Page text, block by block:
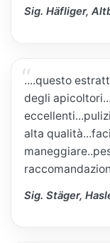
Sig. Häfliger,
....questo
degli
alta
Sig. Stäger,